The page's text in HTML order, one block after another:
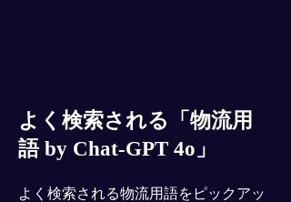
よく検索される「物流用
語 by Chat-GPT 4o」
よく検索される物流用語をピックアッ